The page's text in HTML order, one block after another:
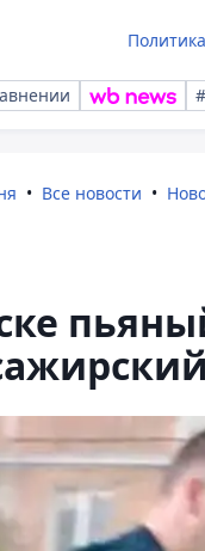
Политика
Все новости